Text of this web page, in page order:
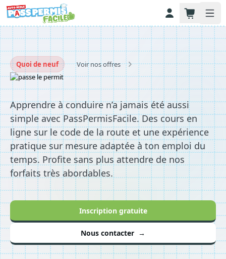
Your Company
Quoi de neuf Voir nos offres
Apprendre à conduire n’a jamais été aussi
simple avec PassPermisFacile. Des cours en
ligne sur le code de la route et une expérience
pratique sur mesure adaptée à ton emploi du
temps. Profite sans plus attendre de nos
forfaits très abordables.
Inscription gratuite
Nous contacter →